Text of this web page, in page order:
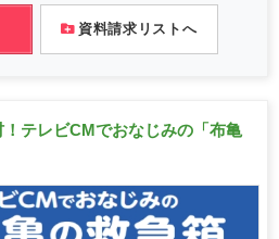
資料請求リストへ
テレビCMでおなじみの「布亀